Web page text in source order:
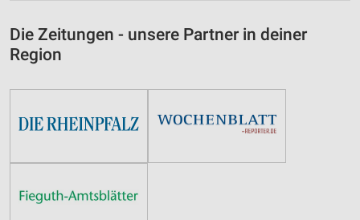
Die Zeitungen - unsere Partner in deiner
Region